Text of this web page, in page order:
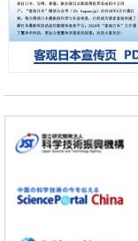
科学研究
开发出300亿年仅误差1
基础设施
经济・社会
科学研究
带大量基因的人工细胞
政策
展研究